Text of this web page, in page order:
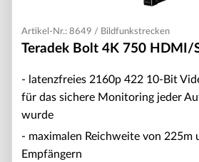
Artikel-Nr.: 8649 / Bildfunkstrecken
Teradek Bolt 4K 750 HDMI/
- latenzfreies 2160p 422 10-Bit
für das sichere Monitoring jeder
wurde
- maximalen Reichweite von 225m
Empfängern